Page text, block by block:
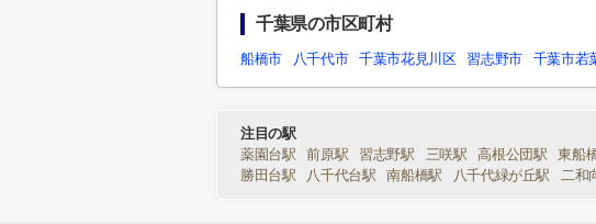
千葉県の市区町村
船橋市 八千代市 千葉市花見川区 習志野市 千葉市若
注目の駅
薬園台駅
前原駅 習志野駅 三咲駅 高根公団駅 東船
勝田台駅
八千代台駅 南船橋駅 八千代緑が丘駅 二和